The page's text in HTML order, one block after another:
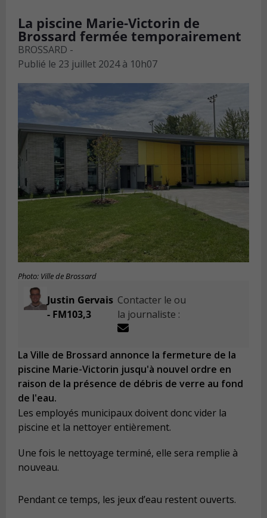
La piscine Marie-Victorin de
Brossard fermée temporairement
BROSSARD -
Publié le 23 juillet 2024 à 10h07
Photo: Ville de Brossard
Justin Gervais
- FM103,3
Contacter le ou
la journaliste :
La Ville de Brossard annonce la fermeture de la
piscine Marie-Victorin jusqu'à nouvel ordre en
raison de la présence de débris de verre au fond
de l'eau.
Les employés municipaux doivent donc vider la
piscine et la nettoyer entièrement.
Une fois le nettoyage terminé, elle sera remplie à
nouveau.
Pendant ce temps, les jeux d’eau restent ouverts.